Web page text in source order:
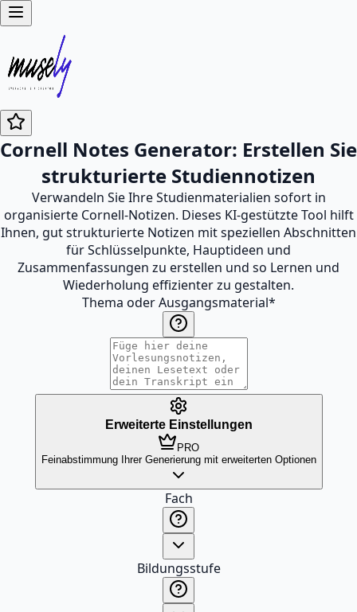
Cornell Notes Generator: Erstellen Sie
strukturierte Studiennotizen
Verwandeln Sie Ihre Studienmaterialien sofort in
organisierte Cornell-Notizen. Dieses KI-gestützte Tool hilft
Ihnen, gut strukturierte Notizen mit speziellen Abschnitten
für Schlüsselpunkte, Hauptideen und
Zusammenfassungen zu erstellen und so Lernen und
Wiederholung effizienter zu gestalten.
Thema oder Ausgangsmaterial*
Erweiterte Einstellungen
PRO
Feinabstimmung Ihrer Generierung mit erweiterten Optionen
Fach
Bildungsstufe